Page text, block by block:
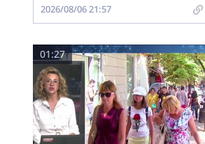
2026/08/06 21:57
01:27